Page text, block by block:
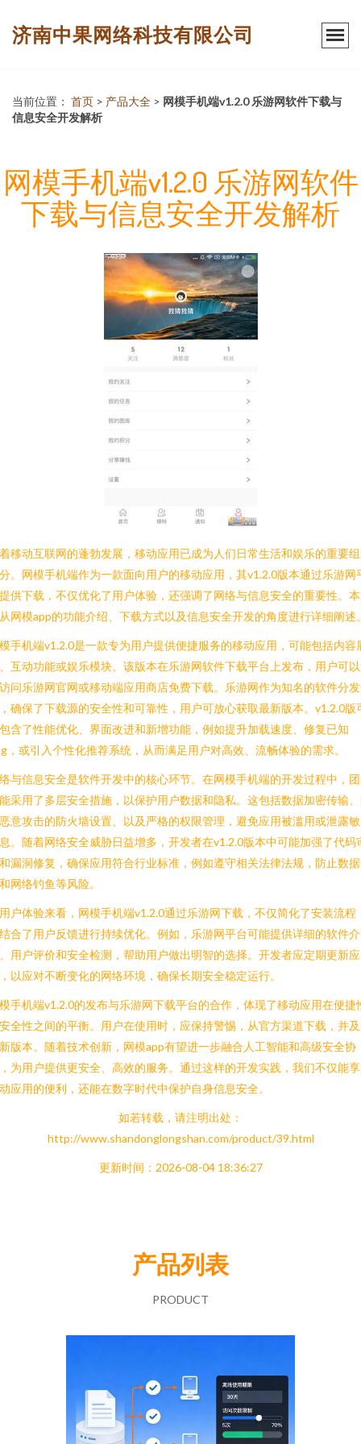
济南中果网络科技有限公司
当前位置： 首页 > 产品大全 > 网模手机端v1.2.0 乐游网软件下载与
信息安全开发解析
网模手机端v1.2.0 乐游网软件
下载与信息安全开发解析
移动互联网的蓬勃发展，移动应用已成为人们日常生活和娱乐的重要
。网模手机端作为一款面向用户的移动应用，其v1.2.0版本通过乐游网
供下载，不仅优化了用户体验，还强调了网络与信息安全的重要性。
网模app的功能介绍、下载方式以及信息安全开发的角度进行详细阐述
手机端v1.2.0是一款专为用户提供便捷服务的移动应用，可能包括内容
互动功能或娱乐模块。该版本在乐游网软件下载平台上发布，用户可
问乐游网官网或移动端应用商店免费下载。乐游网作为知名的软件分
确保了下载源的安全性和可靠性，用户可放心获取最新版本。v1.2.0版
含了性能优化、界面改进和新增功能，例如提升加载速度、修复已知
，或引入个性化推荐系统，从而满足用户对高效、流畅体验的需求。
与信息安全是软件开发中的核心环节。在网模手机端的开发过程中，
采用了多层安全措施，以保护用户数据和隐私。这包括数据加密传输
意攻击的防火墙设置、以及严格的权限管理，避免应用被滥用或泄露
。随着网络安全威胁日益增多，开发者在v1.2.0版本中可能加强了代码
漏洞修复，确保应用符合行业标准，例如遵守相关法律法规，防止数
网络钓鱼等风险。
户体验来看，网模手机端v1.2.0通过乐游网下载，不仅简化了安装流程
合了用户反馈进行持续优化。例如，乐游网平台可能提供详细的软件介
用户评价和安全检测，帮助用户做出明智的选择。开发者应定期更新应
以应对不断变化的网络环境，确保长期安全稳定运行。
手机端v1.2.0的发布与乐游网下载平台的合作，体现了移动应用在便捷
全性之间的平衡。用户在使用时，应保持警惕，从官方渠道下载，并
版本。随着技术创新，网模app有望进一步融合人工智能和高级安全协
为用户提供更安全、高效的服务。通过这样的开发实践，我们不仅能
应用的便利，还能在数字时代中保护自身信息安全。
如若转载，请注明出处：
http://www.shandonglongshan.com/product/39.html
更新时间：2026-08-04 18:36:27
产品列表
PRODUCT